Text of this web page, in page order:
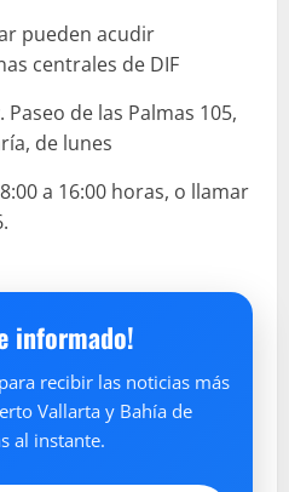
pueden acudir
centrales de DIF
de las Palmas 105,
de lunes
a 16:00 horas, o llamar
informado!
recibir las noticias más
Vallarta y Bahía de
al instante.